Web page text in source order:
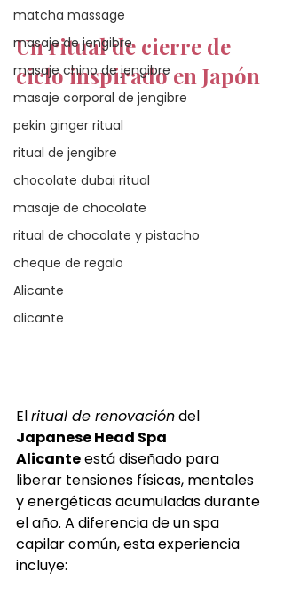
matcha massage
masaje de jengibre
masaje chino de jengibre
masaje corporal de jengibre
pekin ginger ritual
ritual de jengibre
chocolate dubai ritual
masaje de chocolate
ritual de chocolate y pistacho
cheque de regalo
Alicante
alicante
Un ritual de cierre de
ciclo inspirado en Japón
El ritual de renovación del
Japanese Head Spa
Alicante está diseñado para
liberar tensiones físicas, mentales
y energéticas acumuladas durante
el año. A diferencia de un spa
capilar común, esta experiencia
incluye: